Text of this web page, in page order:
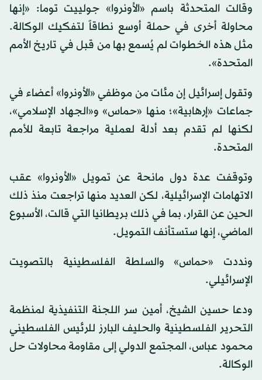
وقالت المتحدثة باسم «الأونروا» جولييت توما: «إنها
محاولة أخرى في حملة أوسع نطاقاً لتفكيك الوكالة.
مثل هذه الخطوات لم يُسمع بها من قبل في تاريخ الأمم
المتحدة».
وتقول إسرائيل إن مئات من موظفي «الأونروا» أعضاء في
جماعات «إرهابية»؛ منها «حماس» و«الجهاد الإسلامي»،
لكنها لم تقدم بعد أدلة لعملية مراجعة تابعة للأمم
المتحدة.
وتوقفت عدة دول مانحة عن تمويل «الأونروا» عقب
الاتهامات الإسرائيلية، لكن العديد منها تراجعت منذ ذلك
الحين عن القرار، بما في ذلك بريطانيا التي قالت، الأسبوع
الماضي، إنها ستستأنف التمويل.
ونددت «حماس» والسلطة الفلسطينية بالتصويت
الإسرائيلي.
ودعا حسين الشيخ، أمين سر اللجنة التنفيذية لمنظمة
التحرير الفلسطينية والحليف البارز للرئيس الفلسطيني
محمود عباس، المجتمع الدولي إلى مقاومة محاولات حل
الوكالة.